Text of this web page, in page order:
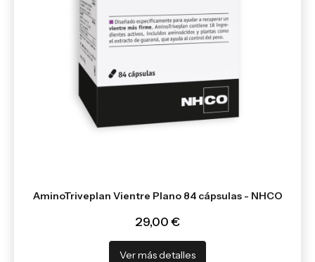
AminoTriveplan Vientre Plano 84 cápsulas - NHCO
29,00 €
Ver más detalles